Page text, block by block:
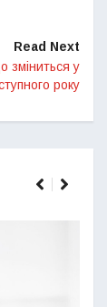
Read Next
зміниться у
року